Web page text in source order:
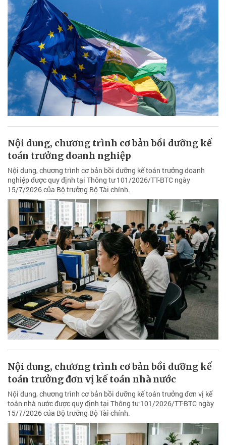
Nội dung, chương trình cơ bản bồi dưỡng kế
toán trưởng doanh nghiệp
Nội dung, chương trình cơ bản bồi dưỡng kế toán trưởng doanh
nghiệp được quy định tại Thông tư 101/2026/TT-BTC ngày
15/7/2026 của Bộ trưởng Bộ Tài chính.
Nội dung, chương trình cơ bản bồi dưỡng kế
toán trưởng đơn vị kế toán nhà nước
Nội dung, chương trình cơ bản bồi dưỡng kế toán trưởng đơn vị kế
toán nhà nước được quy định tại Thông tư 101/2026/TT-BTC ngày
15/7/2026 của Bộ trưởng Bộ Tài chính.